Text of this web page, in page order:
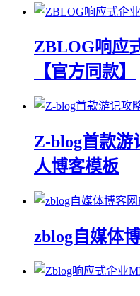
ZBLOG响应
【官方同款】
Z-blog首款游
人博客模板
zblog自媒体